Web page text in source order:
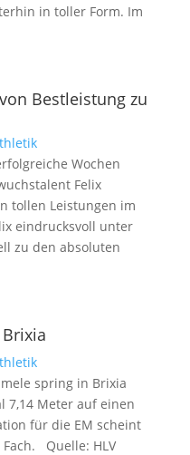
in toller Form. Im
Bestleistung zu
Wochen
Felix
tollen Leistungen im
eindrucksvoll unter
zu den absoluten
spring in Brixia
7,14 Meter auf einen
für die EM scheint
Quelle: HLV